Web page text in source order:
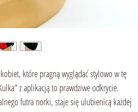
które pragną wyglądać stylowo w tę
z aplikacją to prawdziwe odkrycie.
futra norki, staje się ulubienicą każdej